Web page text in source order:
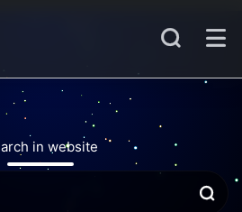
in website